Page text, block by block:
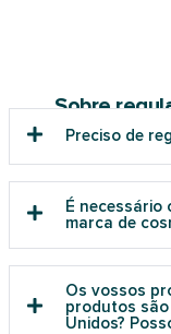
Sobre
Preciso de
É necessário
marca de
Os vossos
produtos
Unidos?